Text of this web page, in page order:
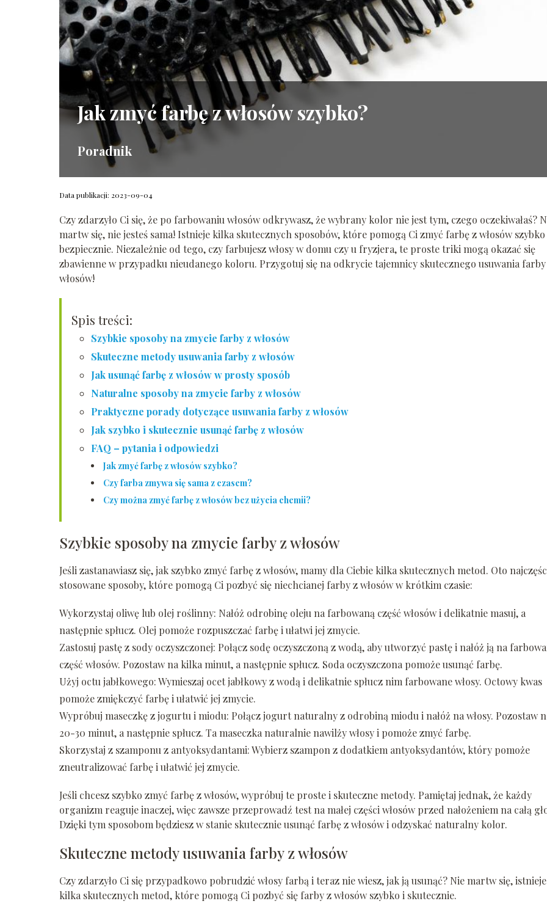
Jak zmyć farbę z włosów szybko?
Poradnik
Data publikacji: 2023-09-04
Czy zdarzyło Ci się, że po farbowaniu włosów odkrywasz, że wybrany kolor nie jest tym, czego oczekiwałaś?
martw się, nie jesteś sama! Istnieje kilka skutecznych sposobów, które pomogą Ci zmyć farbę z włosów
bezpiecznie. Niezależnie od tego, czy farbujesz włosy w domu czy u fryzjera, te proste triki mogą okazać się
zbawienne w przypadku nieudanego koloru. Przygotuj się na odkrycie tajemnicy skutecznego usuwania
włosów!
Spis treści:
Szybkie sposoby na zmycie farby z włosów
Skuteczne metody usuwania farby z włosów
Jak usunąć farbę z włosów w prosty sposób
Naturalne sposoby na zmycie farby z włosów
Praktyczne porady dotyczące usuwania farby z włosów
Jak szybko i skutecznie usunąć farbę z włosów
FAQ – pytania i odpowiedzi
Jak zmyć farbę z włosów szybko?
Czy farba zmywa się sama z czasem?
Czy można zmyć farbę z włosów bez użycia chemii?
Szybkie sposoby na zmycie farby z włosów
Jeśli zastanawiasz się, jak szybko zmyć farbę z włosów, mamy dla Ciebie kilka skutecznych metod. Oto
stosowane sposoby, które pomogą Ci pozbyć się niechcianej farby z włosów w krótkim czasie:
Wykorzystaj oliwę lub olej roślinny: Nałóż odrobinę oleju na farbowaną część włosów i delikatnie masuj, a
następnie spłucz. Olej pomoże rozpuszczać farbę i ułatwi jej zmycie.
Zastosuj pastę z sody oczyszczonej: Połącz sodę oczyszczoną z wodą, aby utworzyć pastę i nałóż ją na
część włosów. Pozostaw na kilka minut, a następnie spłucz. Soda oczyszczona pomoże usunąć farbę.
Użyj octu jabłkowego: Wymieszaj ocet jabłkowy z wodą i delikatnie spłucz nim farbowane włosy. Octowy kwas
pomoże zmiękczyć farbę i ułatwić jej zmycie.
Wypróbuj maseczkę z jogurtu i miodu: Połącz jogurt naturalny z odrobiną miodu i nałóż na włosy. Pozostaw
20-30 minut, a następnie spłucz. Ta maseczka naturalnie nawilży włosy i pomoże zmyć farbę.
Skorzystaj z szamponu z antyoksydantami: Wybierz szampon z dodatkiem antyoksydantów, który pomoże
zneutralizować farbę i ułatwić jej zmycie.
Jeśli chcesz szybko zmyć farbę z włosów, wypróbuj te proste i skuteczne metody. Pamiętaj jednak, że każdy
organizm reaguje inaczej, więc zawsze przeprowadź test na małej części włosów przed nałożeniem na całą
Dzięki tym sposobom będziesz w stanie skutecznie usunąć farbę z włosów i odzyskać naturalny kolor.
Skuteczne metody usuwania farby z włosów
Czy zdarzyło Ci się przypadkowo pobrudzić włosy farbą i teraz nie wiesz, jak ją usunąć? Nie martw się, istnieje
kilka skutecznych metod, które pomogą Ci pozbyć się farby z włosów szybko i skutecznie.